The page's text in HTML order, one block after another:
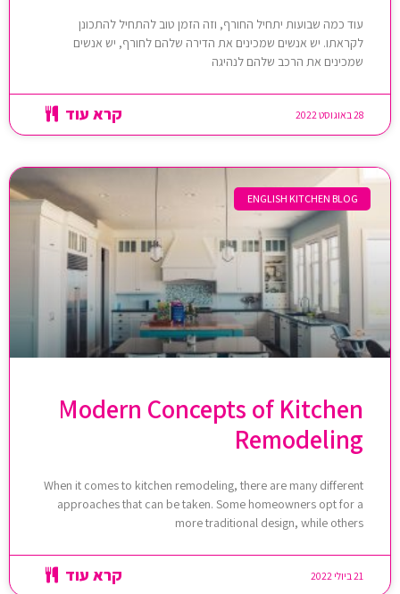
עוד כמה שבועות יתחיל החורף, וזה הזמן טוב להתחיל להתכונן
לקראתו. יש אנשים שמכינים את הדירה שלהם לחורף, יש אנשים
שמכינים את הרכב שלהם לנהיגה
קרא עוד 28 באוגוסט 2022
ENGLISH KITCHEN BLOG
Modern Concepts of Kitchen
Remodeling
When it comes to kitchen remodeling, there are many different
approaches that can be taken. Some homeowners opt for a
more traditional design, while others
קרא עוד 21 ביולי 2022